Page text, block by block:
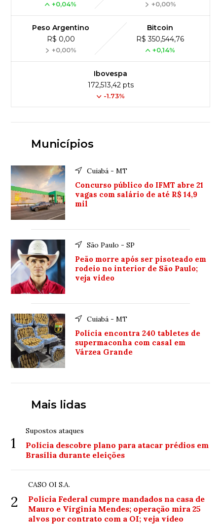
+0,04% +0,00%
Peso Argentino
R$ 0,00
+0,00%
Bitcoin
R$ 350,544,76
+0,14%
Ibovespa
172,513,42 pts
-1.73%
Municípios
Cuiabá - MT
Concurso público do IFMT abre 21
vagas com salário de até R$ 14,9
mil
São Paulo - SP
Peão morre após ser pisoteado em
rodeio no interior de São Paulo;
veja video
Cuiabá - MT
Polícia encontra 240 tabletes de
supermaconha com casal em
Várzea Grande
Mais lidas
1
Supostos ataques
Polícia descobre plano para atacar prédios em
Brasília durante eleições
2
CASO OI S.A.
Polícia Federal cumpre mandados na casa de
Mauro e Virginia Mendes; operação mira 25
alvos por contrato com a OI; veja vídeo